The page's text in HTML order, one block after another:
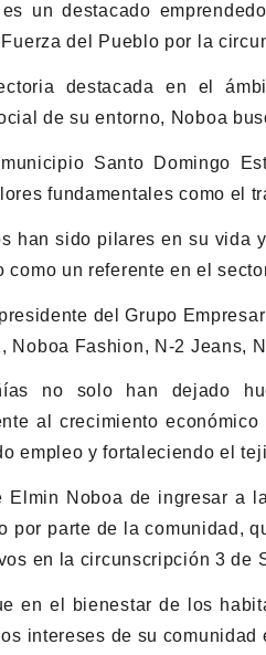
un destacado
del Pueblo por la
destacada en el
de su entorno, Noboa
Santo Domingo
fundamentales como el
han sido pilares en su vida
como un referente en el
del Grupo
Noboa Fashion, N-2 Jeans,
no solo han dejado
al crecimiento
empleo y fortaleciendo el
Elmin Noboa de ingresar a
por parte de la comunidad,
en la circunscripción 3 de
en el bienestar de los
intereses de su comunidad